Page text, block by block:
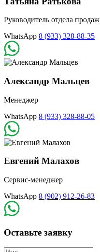
Руководитель отдела продаж
WhatsApp 8 (933) 328-88-35
Александр Мальцев
Менеджер
WhatsApp 8 (933) 328-88-05
Евгений Малахов
Сервис-менеджер
WhatsApp 8 (902) 912-26-83
Оставьте заявку